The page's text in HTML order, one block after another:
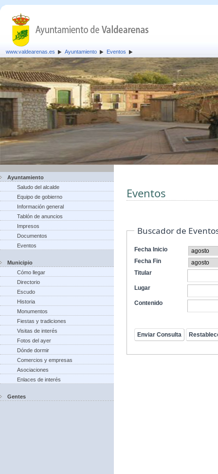
www.valdearenas.es Ayuntamiento Eventos
Ayuntamiento
Saludo del alcalde
Equipo de gobierno
Información general
Tablón de anuncios
Impresos
Documentos
Eventos
Municipio
Cómo llegar
Directorio
Escudo
Historia
Monumentos
Fiestas y tradiciones
Visitas de interés
Fotos del ayer
Dónde dormir
Comercios y empresas
Asociaciones
Enlaces de interés
Gentes
Eventos
Buscador de
Fecha Inicio
Fecha Fin
Titular
Lugar
Contenido